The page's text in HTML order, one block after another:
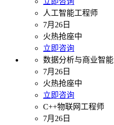
人工智能工程师
7月26日
火热抢座中
立即咨询
数据分析与商业智能
7月26日
火热抢座中
立即咨询
C++物联网工程师
7月26日